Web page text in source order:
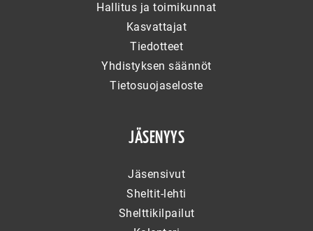
Hallitus ja toimikunnat
Kasvattajat
Tiedotteet
Yhdistyksen säännöt
Tietosuojaseloste
JÄSENYYS
Jäsensivut
Sheltit-lehti
Shelttikilpailut